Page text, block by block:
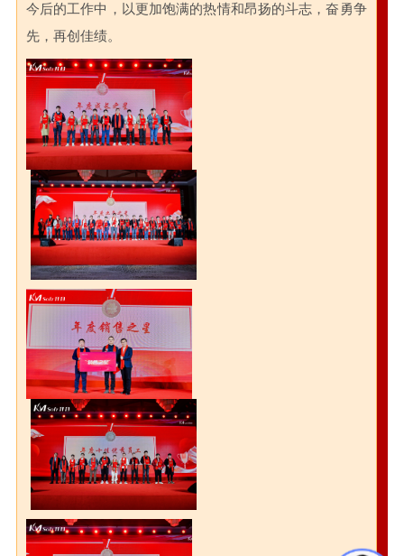
今后的工作中，以更加饱满的热情和昂扬的斗志，奋勇争
先，再创佳绩。